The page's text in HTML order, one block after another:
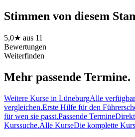
Stimmen von diesem
5,0★ aus 11
Bewertungen
Weiterfinden
Mehr passende Termine.
Weitere Kurse in LüneburgAlle
vergleichen.Erste Hilfe für den
für wen sie passt.Passende Termine
Kurssuche.Alle KurseDie komplette